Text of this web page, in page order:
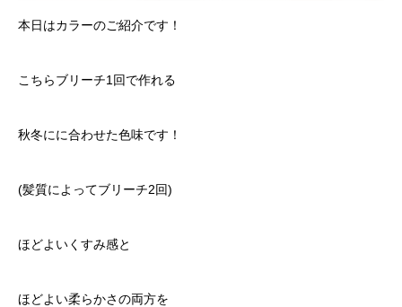
本日はカラーのご紹介です！
こちらブリーチ1回で作れる
秋冬にに合わせた色味です！
(髪質によってブリーチ2回)
ほどよいくすみ感と
ほどよい柔らかさの両方を